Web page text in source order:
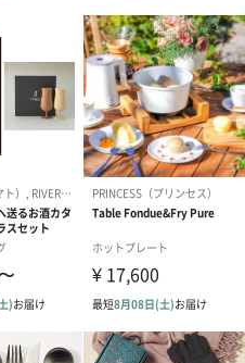
・グリーティング）
、様々なシーンのメッセージカ
ンは一部変更する場合がありま